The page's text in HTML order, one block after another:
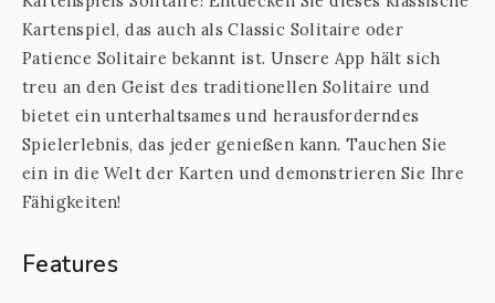
Kartenspiel, das auch als Classic Solitaire oder
Patience Solitaire bekannt ist. Unsere App hält sich
treu an den Geist des traditionellen Solitaire und
bietet ein unterhaltsames und herausforderndes
Spielerlebnis, das jeder genießen kann. Tauchen Sie
ein in die Welt der Karten und demonstrieren Sie Ihre
Fähigkeiten!
Features